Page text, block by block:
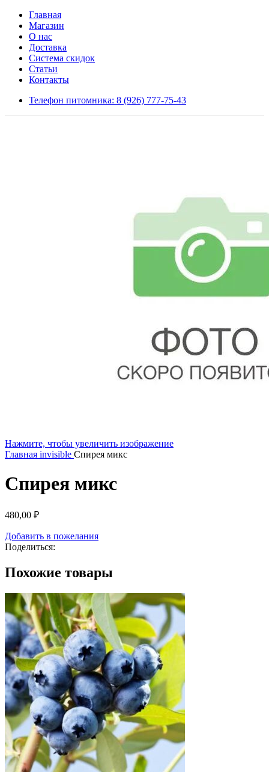
Главная
Магазин
О нас
Доставка
Система скидок
Статьи
Контакты
Телефон питомника: 8 (926) 777-75-43
Нажмите, чтобы увеличить изображение
Главная invisible Спирея микс
Спирея микс
480,00 ₽
Добавить в пожелания
Поделиться:
Похожие товары